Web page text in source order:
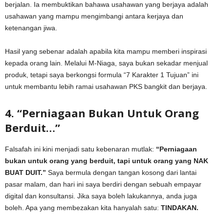
berjalan. Ia membuktikan bahawa usahawan yang berjaya adalah
usahawan yang mampu mengimbangi antara kerjaya dan
ketenangan jiwa.
Hasil yang sebenar adalah apabila kita mampu memberi inspirasi
kepada orang lain. Melalui M-Niaga, saya bukan sekadar menjual
produk, tetapi saya berkongsi formula “7 Karakter 1 Tujuan” ini
untuk membantu lebih ramai usahawan PKS bangkit dan berjaya.
4. “Perniagaan Bukan Untuk Orang
Berduit…”
Falsafah ini kini menjadi satu kebenaran mutlak: “Perniagaan
bukan untuk orang yang berduit, tapi untuk orang yang NAK
BUAT DUIT.” Saya bermula dengan tangan kosong dari lantai
pasar malam, dan hari ini saya berdiri dengan sebuah empayar
digital dan konsultansi. Jika saya boleh lakukannya, anda juga
boleh. Apa yang membezakan kita hanyalah satu: TINDAKAN.